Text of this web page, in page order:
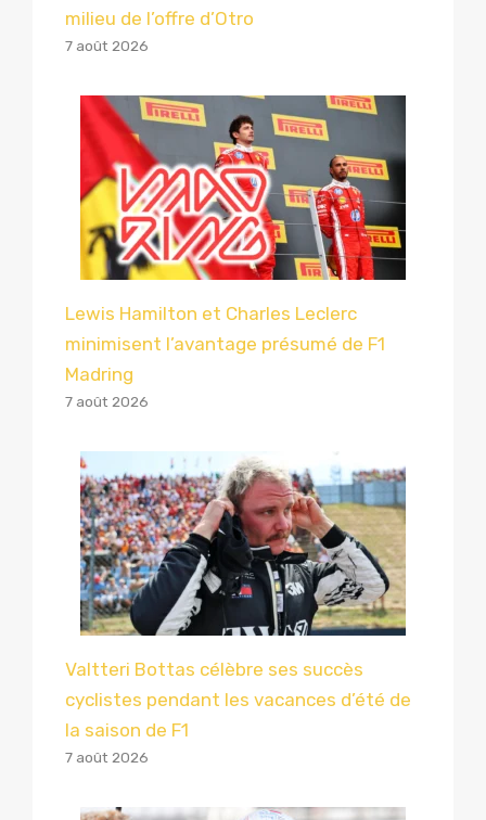
milieu de l’offre d’Otro
7 août 2026
Lewis Hamilton et Charles Leclerc
minimisent l’avantage présumé de F1
Madring
7 août 2026
Valtteri Bottas célèbre ses succès
cyclistes pendant les vacances d’été de
la saison de F1
7 août 2026